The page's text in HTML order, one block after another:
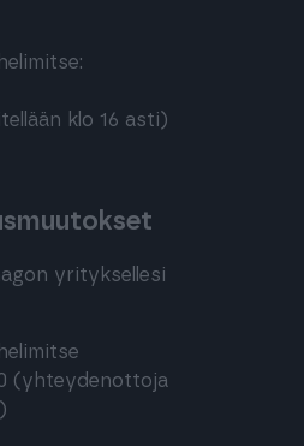
klo 16 asti)
yrityksellesi
(yhteydenottoja